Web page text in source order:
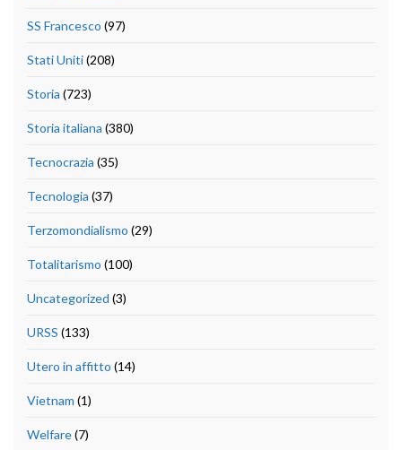
SS Francesco (97)
Stati Uniti(208)
Storia (723)
Storia italiana (380)
Tecnocrazia (35)
Tecnologia (37)
Terzomondialismo (29)
Totalitarismo (100)
Uncategorized (3)
URSS (133)
Utero in affitto (14)
Vietnam (1)
Welfare(7)